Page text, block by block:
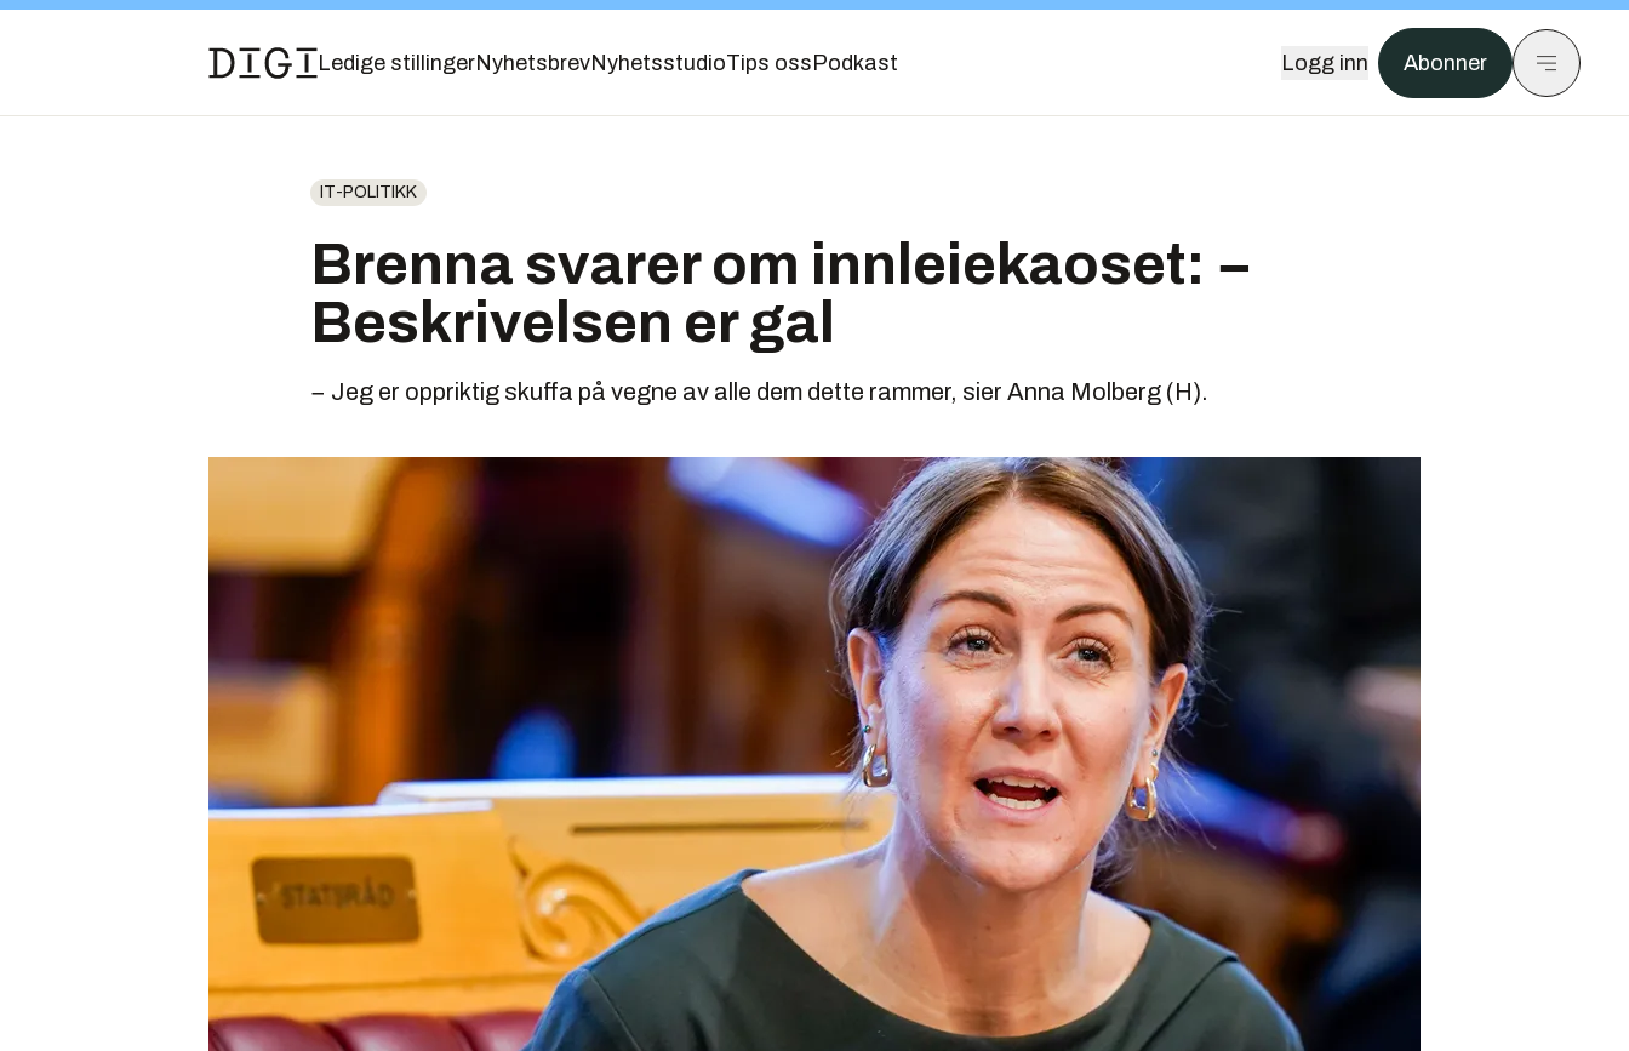
Ledige stillingerNyhetsbrevNyhetsstudioTips oss Podkast Logg inn Abonner
IT-POLITIKK
Brenna svarer om innleiekaoset: −
Beskrivelsen er gal
− Jeg er oppriktig skuffa på vegne av alle dem dette rammer, sier Anna Molberg (H).